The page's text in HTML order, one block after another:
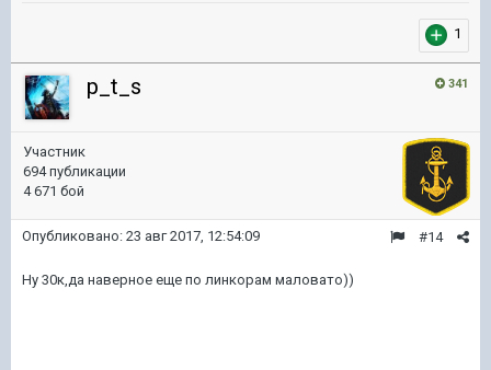
1
341
p_t_s
Участник
694 публикации
4 671 бой
#14
Опубликовано: 23 авг 2017, 12:54:09
Ну 30к,да наверное еще по линкорам маловато))